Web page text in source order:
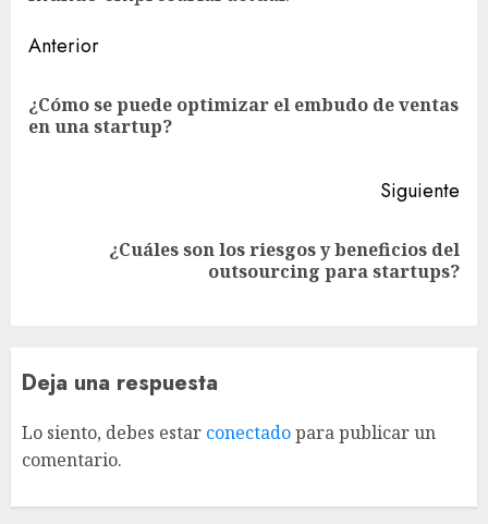
Sigue
Anterior
¿Cómo se puede optimizar el embudo de ventas
en una startup?
Siguiente
Siguiente¿Cuáles son los riesgos y beneficios del
outsourcing para startups?
Deja una respuesta
Lo siento, debes estar conectadopara publicar un
comentario.